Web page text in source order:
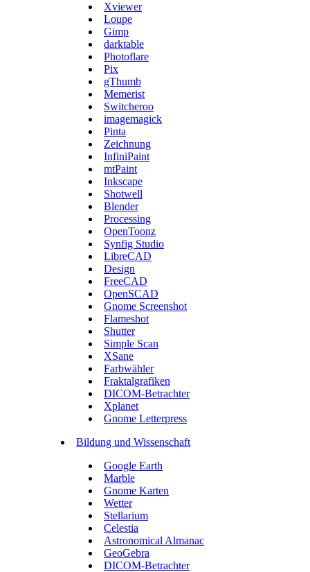
Xviewer
Loupe
Gimp
darktable
Photoflare
Pix
gThumb
Memerist
Switcheroo
imagemagick
Pinta
Zeichnung
InfiniPaint
mtPaint
Inkscape
Shotwell
Blender
Processing
OpenToonz
Synfig Studio
LibreCAD
Design
FreeCAD
OpenSCAD
Gnome Screenshot
Flameshot
Shutter
Simple Scan
XSane
Farbwähler
Fraktalgrafiken
DICOM-Betrachter
Xplanet
Gnome Letterpress
Bildung und Wissenschaft
Google Earth
Marble
Gnome Karten
Wetter
Stellarium
Celestia
Astronomical Almanac
GeoGebra
DICOM-Betrachter